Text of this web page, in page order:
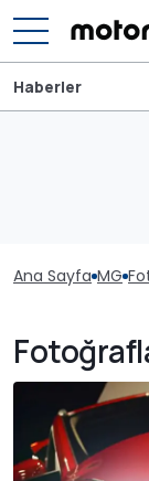
Haberler
Ana Sayfa MG